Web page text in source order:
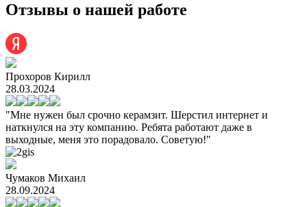
Отзывы о нашей работе
Прохоров Кирилл
28.03.2024
"Мне нужен был срочно керамзит. Шерстил интернет и
наткнулся на эту компанию. Ребята работают даже в
выходные, меня это порадовало. Советую!"
Чумаков Михаил
28.09.2024